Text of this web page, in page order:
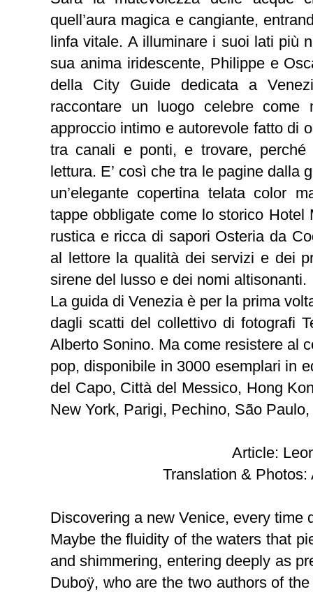
quell’aura magica e cangiante,
linfa vitale. A illuminare i suoi lati più
sua anima iridescente, Philippe e
della City Guide dedicata a
raccontare un luogo celebre
approccio intimo e autorevole fatto di
tra canali e ponti, e trovare,
lettura. E’ così che tra le pagine dalla
un’elegante copertina telata color
tappe obbligate come lo storico
rustica e ricca di sapori Osteria da
al lettore la qualità dei servizi e dei
sirene del lusso e dei nomi altisonanti.
La guida di Venezia è per la prima
dagli scatti del collettivo di fotografi
Alberto Sonino. Ma come resistere al
pop, disponibile in 3000 esemplari in
del Capo, Città del Messico, Hong
New York, Parigi, Pechino, São
Article:
Translation &
Discovering a new Venice, every time
Maybe the fluidity of the waters that
and shimmering, entering deeply as
Duboӱ, who are the two authors of